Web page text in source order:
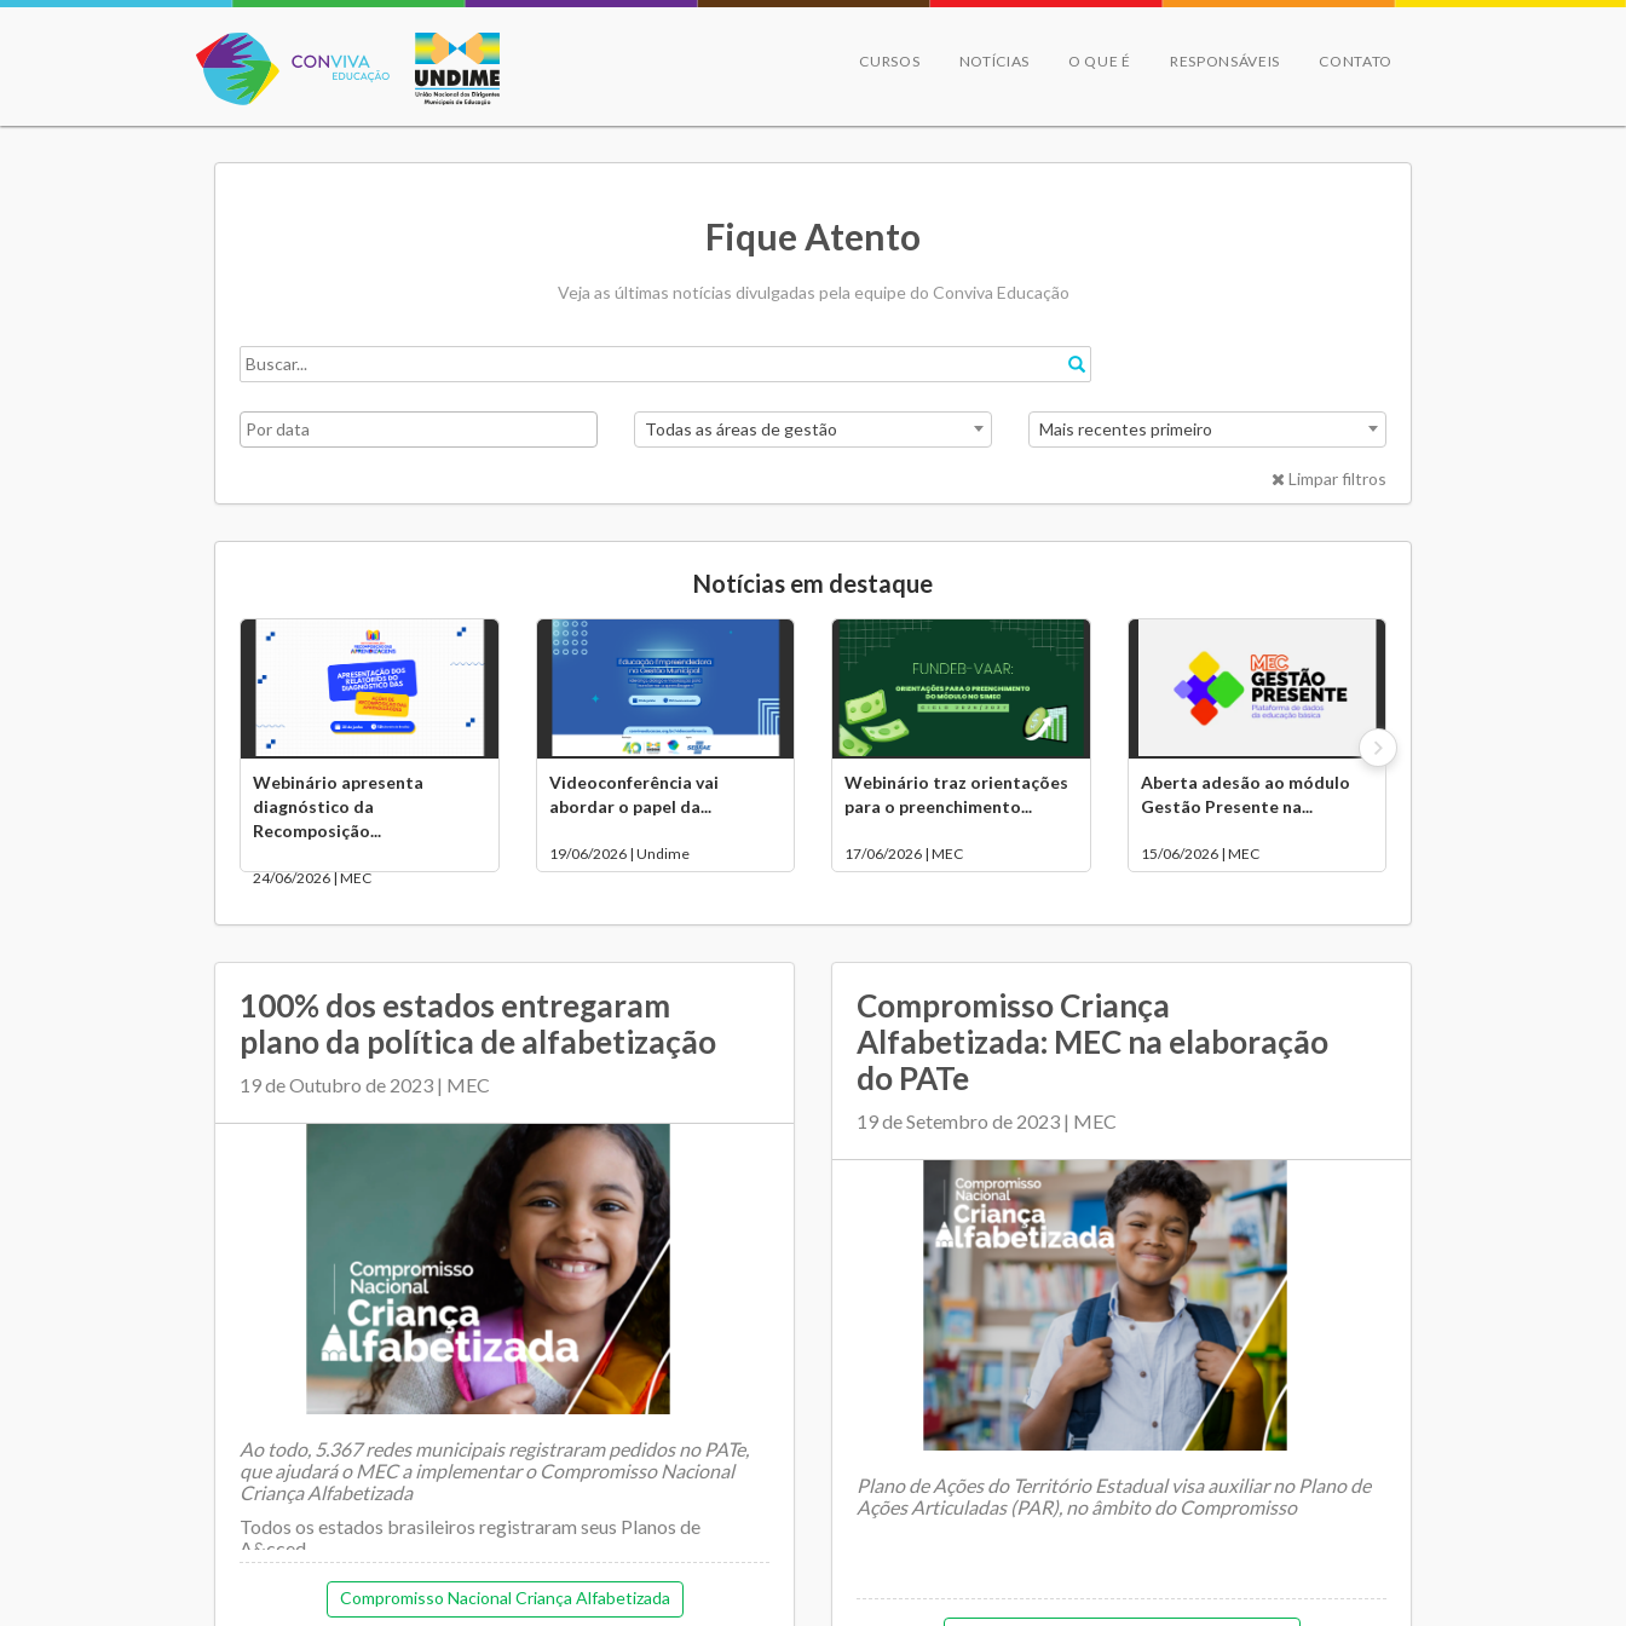
Conviva Educação
CURSOS NOTÍCIAS O QUE É RESPONSÁVEIS CONTATO
Fique Atento
Veja as últimas notícias divulgadas pela equipe do Conviva Educação
Todas as áreas de gestão Mais recentes primeiro
Limpar filtros
Notícias em destaque
Webinário apresenta
diagnóstico da
Recomposição...
24/06/2026 | MEC
Videoconferência vai
abordar o papel da...
19/06/2026 | Undime
Webinário traz orientações
para o preenchimento...
17/06/2026 | MEC
Aberta adesão ao módulo
Gestão Presente na...
15/06/2026 | MEC
100% dos estados entregaram
plano da política de alfabetização
19 de Outubro de 2023 | MEC
Ao todo, 5.367 redes municipais registraram pedidos no PATe,
que ajudará o MEC a implementar o Compromisso Nacional
Criança Alfabetizada
Todos os estados brasileiros registraram seus Planos de
A&cced...
Compromisso Nacional Criança Alfabetizada
Compromisso Criança
Alfabetizada: MEC na elaboração
do PATe
19 de Setembro de 2023 | MEC
Plano de Ações do Território Estadual visa auxiliar no Plano de
Ações Articuladas (PAR), no âmbito do Compromisso